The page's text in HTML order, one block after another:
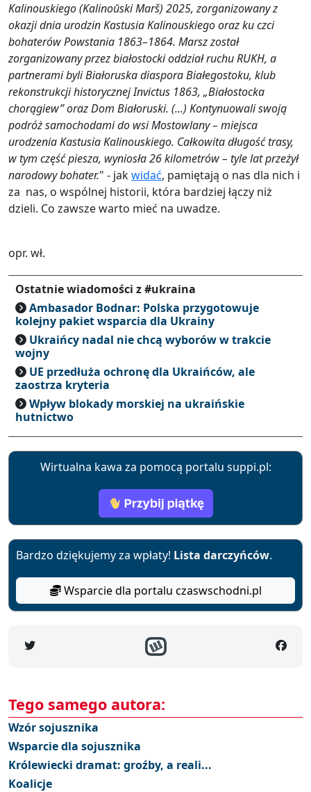
Kalinouskiego (Kalinoŭski Marš) 2025, zorganizowany z
okazji dnia urodzin Kastusia Kalinouskiego oraz ku czci
bohaterów Powstania 1863–1864. Marsz został
zorganizowany przez białostocki oddział ruchu RUKH, a
partnerami byli Białoruska diaspora Białegostoku, klub
rekonstrukcji historycznej Invictus 1863, „Białostocka
chorągiew” oraz Dom Białoruski. (...) Kontynuowali swoją
podróż samochodami do wsi Mostowlany – miejsca
urodzenia Kastusia Kalinouskiego. Całkowita długość trasy,
w tym część piesza, wyniosła 26 kilometrów – tyle lat przeżył
narodowy bohater." - jakwidać, pamiętają o nas dla nich i
za nas, o wspólnej historii, która bardziej łączy niż
dzieli. Co zawsze warto mieć na uwadze.
opr. wł.
Ostatnie wiadomości z #ukraina
Ambasador Bodnar: Polska przygotowuje
kolejny pakiet wsparcia dla Ukrainy
Ukraińcy nadal nie chcą wyborów w trakcie
wojny
UE przedłuża ochronę dla Ukraińców, ale
zaostrza kryteria
Wpływ blokady morskiej na ukraińskie
hutnictwo
Wirtualna kawa za pomocą portalu suppi.pl:
Bardzo dziękujemy za wpłaty! Lista darczyńców.
Wsparcie dla portalu czaswschodni.pl
Tego samego autora:
Wzór sojusznika
Wsparcie dla sojusznika
Królewiecki dramat: groźby, a reali...
Koalicje